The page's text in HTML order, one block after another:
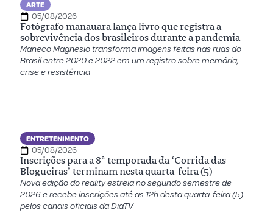
ARTE
05/08/2026
Fotógrafo manauara lança livro que registra a
sobrevivência dos brasileiros durante a pandemia
Maneco Magnesio transforma imagens feitas nas ruas do
Brasil entre 2020 e 2022 em um registro sobre memória,
crise e resistência
ENTRETENIMENTO
05/08/2026
Inscrições para a 8ª temporada da ‘Corrida das
Blogueiras’ terminam nesta quarta-feira (5)
Nova edição do reality estreia no segundo semestre de
2026 e recebe inscrições até as 12h desta quarta-feira (5)
pelos canais oficiais da DiaTV